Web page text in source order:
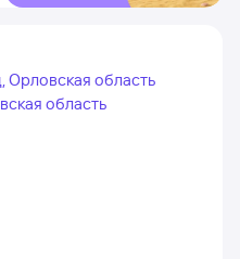
Орловская область
область